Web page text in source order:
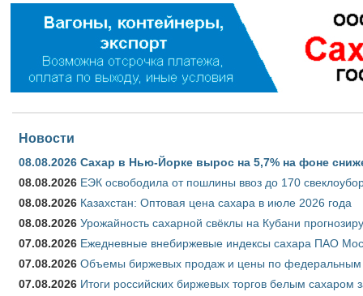
Новости
08.08.2026 Сахар в Нью-Йорке вырос на 5,7% на фоне
08.08.2026 ЕЭК освободила от пошлины ввоз до 170
08.08.2026 Казахстан: Оптовая цена сахара в июле 2026 года
08.08.2026 Урожайность сахарной свёклы на Кубани
07.08.2026 Ежедневные внебиржевые индексы сахара ПАО
07.08.2026 Объемы биржевых продаж и цены по федеральным
07.08.2026 Итоги российских биржевых торгов белым сахаром